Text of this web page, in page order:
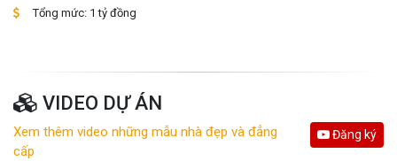
Tổng mức: 1 tỷ đồng
VIDEO DỰ ÁN
Xem thêm video những mẫu nhà đẹp và đẳng
cấp
Đăng ký